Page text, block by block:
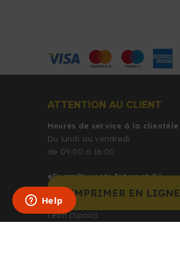
IMPRIMER EN LIGNE
ATTENTION AU CLIENT
Heures de service à la clientèle
Du lundi au vendredi
de 09:00 à 16:00
eCommProjects Internet S.L.
C/Azorín 140
24010 León
León (Spain)